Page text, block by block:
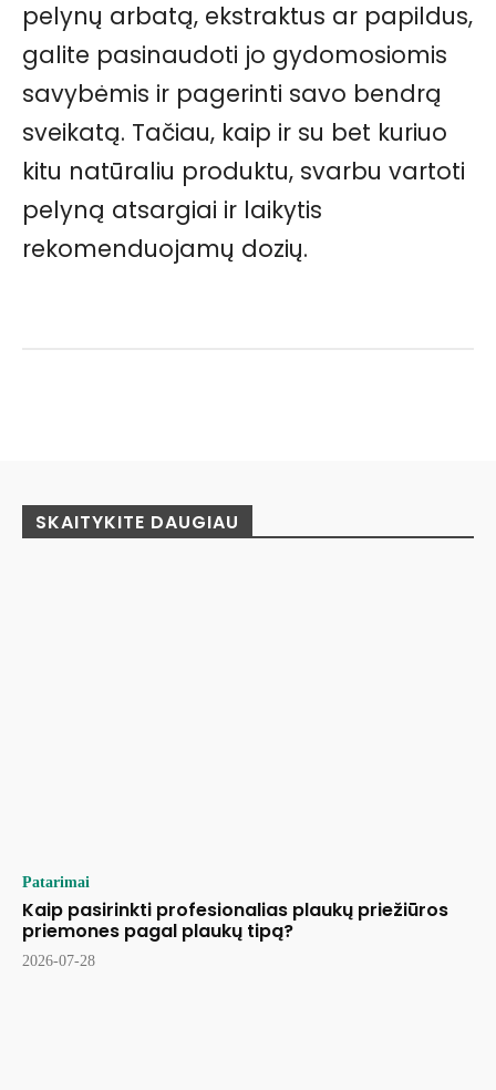
pelynų arbatą, ekstraktus ar papildus,
galite pasinaudoti jo gydomosiomis
savybėmis ir pagerinti savo bendrą
sveikatą. Tačiau, kaip ir su bet kuriuo
kitu natūraliu produktu, svarbu vartoti
pelyną atsargiai ir laikytis
rekomenduojamų dozių.
SKAITYKITE DAUGIAU
Patarimai
Kaip pasirinkti profesionalias plaukų priežiūros
priemones pagal plaukų tipą?
2026-07-28